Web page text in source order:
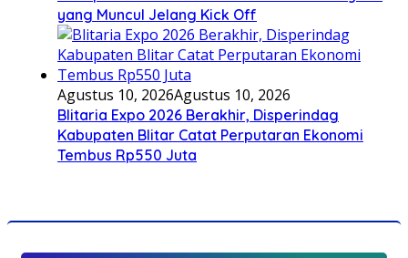
yang Muncul Jelang Kick Off
Agustus 10, 2026Agustus 10, 2026
Blitaria Expo 2026 Berakhir, Disperindag
Kabupaten Blitar Catat Perputaran Ekonomi
Tembus Rp550 Juta